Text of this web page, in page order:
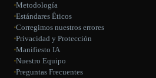
Metodología
Estándares Éticos
Corregimos nuestros errores
Privacidad y Protección
Manifiesto IA
Nuestro Equipo
Preguntas Frecuentes